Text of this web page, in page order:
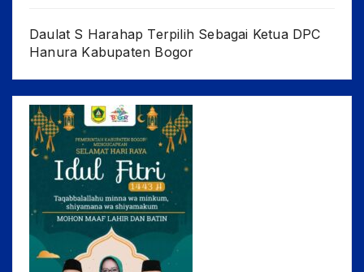
Daulat S Harahap Terpilih Sebagai Ketua DPC
Hanura Kabupaten Bogor